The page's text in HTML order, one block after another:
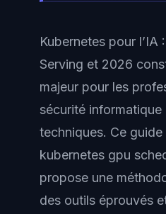
Kubernetes pour l’IA
Serving et 2026
majeur pour les
sécurité informatique
techniques. Ce guide
kubernetes gpu
propose une
des outils éprouvés